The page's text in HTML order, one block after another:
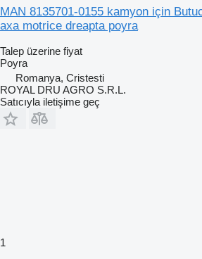
MAN 8135701-0155 kamyon için
axa motrice dreapta poyra
Talep üzerine fiyat
Poyra
Romanya, Cristesti
ROYAL DRU AGRO S.R.L.
Satıcıyla iletişime geç
1